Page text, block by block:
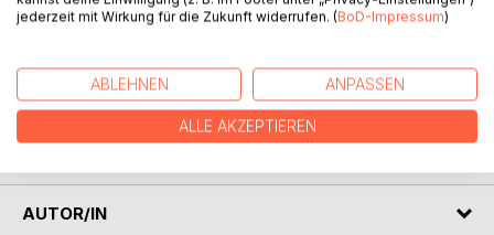
Wenn die Welt zu schnell wird
Die leisen Geschichten zwischen zwei Generationen
AUTOR/IN
jederzeit mit Wirkung für die Zukunft widerrufen. (BoD-Impressum)
ABLEHNEN ANPASSEN
ALLE AKZEPTIEREN